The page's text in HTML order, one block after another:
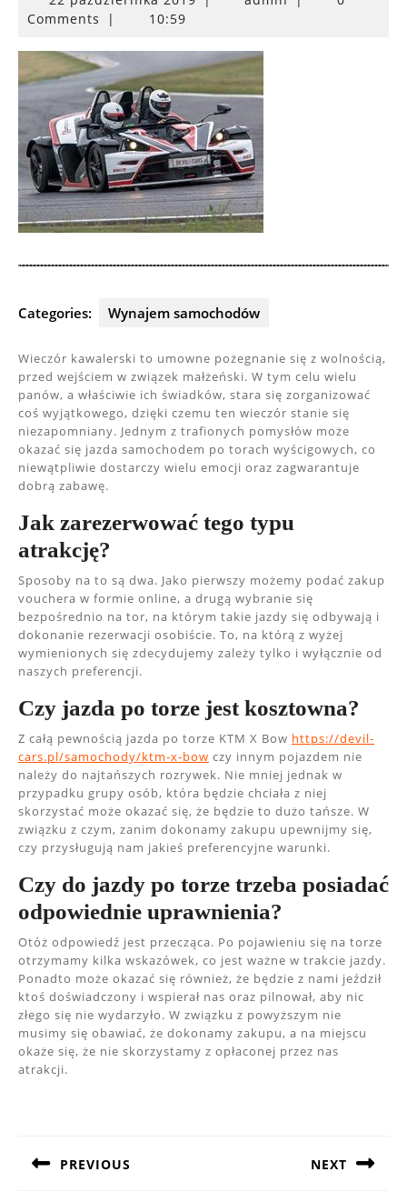
Comments
| 10:59
Categories: Wynajem samochodów
Wieczór kawalerski to umowne pożegnanie się z wolnością,
przed wejściem w związek małżeński. W tym celu wielu
panów, a właściwie ich świadków, stara się zorganizować
coś wyjątkowego, dzięki czemu ten wieczór stanie się
niezapomniany. Jednym z trafionych pomysłów może
okazać się jazda samochodem po torach wyścigowych, co
niewątpliwie dostarczy wielu emocji oraz zagwarantuje
dobrą zabawę.
Jak zarezerwować tego typu
atrakcję?
Sposoby na to są dwa. Jako pierwszy możemy podać zakup
vouchera w formie online, a drugą wybranie się
bezpośrednio na tor, na którym takie jazdy się odbywają i
dokonanie rezerwacji osobiście. To, na którą z wyżej
wymienionych się zdecydujemy zależy tylko i wyłącznie od
naszych preferencji.
Czy jazda po torze jest kosztowna?
Z całą pewnością jazda po torze KTM X Bow https://devil-
cars.pl/samochody/ktm-x-bow czy innym pojazdem nie
należy do najtańszych rozrywek. Nie mniej jednak w
przypadku grupy osób, która będzie chciała z niej
skorzystać może okazać się, że będzie to dużo tańsze. W
związku z czym, zanim dokonamy zakupu upewnijmy się,
czy przysługują nam jakieś preferencyjne warunki.
Czy do jazdy po torze trzeba posiadać
odpowiednie uprawnienia?
Otóż odpowiedź jest przecząca. Po pojawieniu się na torze
otrzymamy kilka wskazówek, co jest ważne w trakcie jazdy.
Ponadto może okazać się również, że będzie z nami jeździł
ktoś doświadczony i wspierał nas oraz pilnował, aby nic
złego się nie wydarzyło. W związku z powyższym nie
musimy się obawiać, że dokonamy zakupu, a na miejscu
okaże się, że nie skorzystamy z opłaconej przez nas
atrakcji.
PREVIOUS NEXT